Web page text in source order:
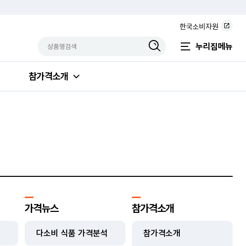
한국소비자원
누리집메뉴
참가격소개
가격뉴스
다소비 식품 가격분석
참가격소개
참가격소개